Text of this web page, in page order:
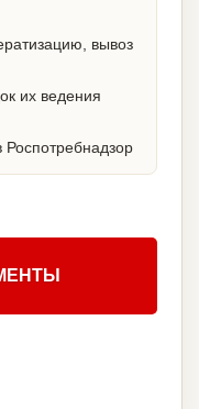
вывоз
их ведения
Роспотребнадзор